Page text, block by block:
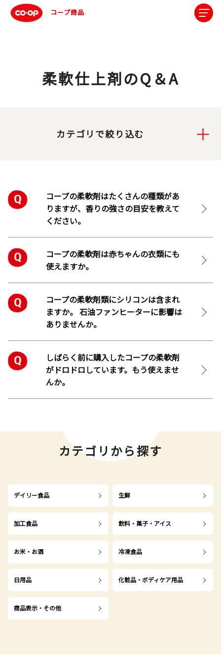
コープ商品
柔軟仕上剤のQ＆A
カテゴリで絞り込む
コープの柔軟剤はたくさんの種類があ
りますが、香りの強さの目安を教えて
ください。
コープの柔軟剤は赤ちゃんの衣類にも
使えますか。
コープの柔軟剤類にシリコンは含まれ
ますか。 石油ファンヒーターに影響は
ありませんか。
しばらく前に購入したコープの柔軟剤
がドロドロしています。もう使えませ
んか。
カテゴリから探す
デイリー食品 生鮮
加工食品 飲料・菓子・アイス
お米・お酒 冷凍食品
日用品 化粧品・ボディケア用品
商品表示・その他